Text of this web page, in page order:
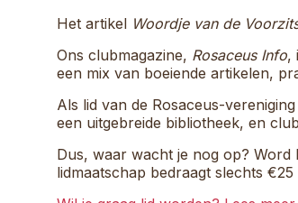
Het artikel Woordje van de
Ons clubmagazine, Rosaceus Info,
een mix van boeiende artikelen,
Als lid van de Rosaceus-
een uitgebreide bibliotheek, en
Dus, waar wacht je nog op?
lidmaatschap bedraagt slechts €25